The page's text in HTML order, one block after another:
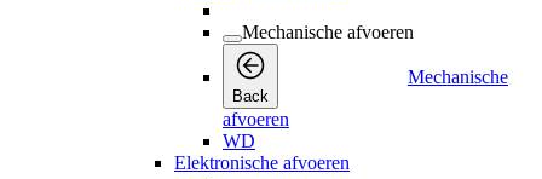
Mechanische afvoeren
Back
Mechanische
afvoeren
WD
Elektronische afvoeren